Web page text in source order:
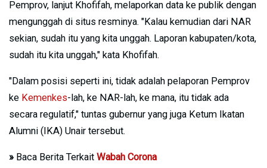
Pemprov, lanjut Khofifah, melaporkan data ke publik dengan
mengunggah di situs resminya. "Kalau kemudian dari NAR
sekian, sudah itu yang kita unggah. Laporan kabupaten/kota,
sudah itu kita unggah," kata Khofifah.
"Dalam posisi seperti ini, tidak adalah pelaporan Pemprov
ke Kemenkes-lah, ke NAR-lah, ke mana, itu tidak ada
secara regulatif," tuntas gubernur yang juga Ketum Ikatan
Alumni (IKA) Unair tersebut.
» Baca Berita Terkait Wabah Corona